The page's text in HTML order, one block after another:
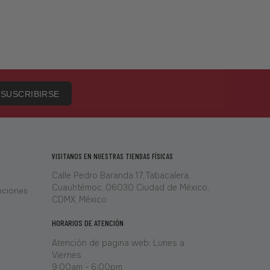
SUSCRIBIRSE
VISITANOS EN NUESTRAS TIENDAS FÍSICAS
Calle Pedro Baranda 17, Tabacalera,
Cuauhtémoc, 06030 Ciudad de México,
CDMX, México
HORARIOS DE ATENCIÓN
Atención de pagina web: Lunes a
Viernes
9:00am - 6:00pm